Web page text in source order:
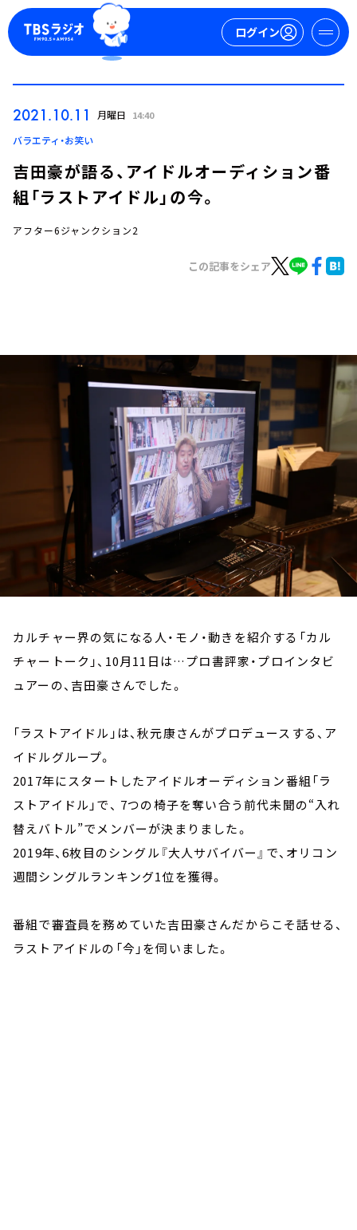
ログイン
ログイン
お知らせ
イベント・グッズ
YouTube
会社情報
2021.10.11 月曜日 14:40
バラエティ・お笑い
吉田豪が語る、アイドルオーディション番
組「ラストアイドル」の今。
アフター6ジャンクション2
この記事をシェア
カルチャー界の気になる人・モノ・動きを紹介する「カル
チャートーク」、10月11日は…プロ書評家・プロインタビ
ュアーの、吉田豪さんでした。
「ラストアイドル」は、秋元康さんがプロデュースする、ア
イドルグループ。
2017年にスタートしたアイドルオーディション番組「ラ
ストアイドル」で、 7つの椅子を奪い合う前代未聞の“入れ
替えバトル”でメンバーが決まりました。
2019年、6枚目のシングル『大人サバイバー』で、オリコン
週間シングルランキング1位を獲得。
番組で審査員を務めていた吉田豪さんだからこそ話せる、
ラストアイドルの「今」を伺いました。